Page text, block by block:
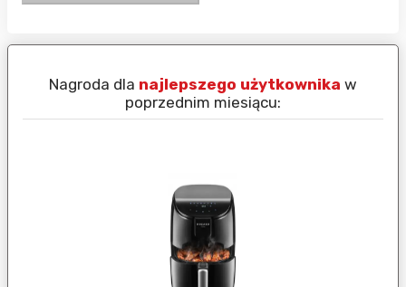
Nagroda dla najlepszego użytkownika w
poprzednim miesiącu: